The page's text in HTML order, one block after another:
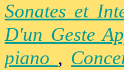
Sonates et
D'un Geste
piano ,